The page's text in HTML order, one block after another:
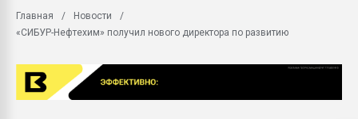
бутылок
Главная
Новости
«СИБУР-Нефтехим» получил нового директора по развитию